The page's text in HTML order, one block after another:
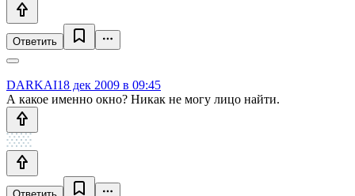
Ответить
DARKAI18 дек 2009 в 09:45
А какое именно окно? Никак не могу лицо найти.